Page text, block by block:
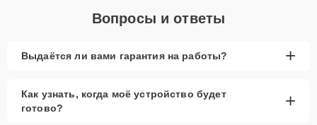
Вопросы и ответы
Выдаётся ли вами гарантия на работы? +
Как узнать, когда моё устройство будет
готово?
+